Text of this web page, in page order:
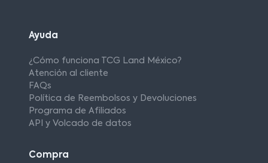
Ayuda
¿Cómo funciona TCG Land México?
Atención al cliente
FAQs
Política de Reembolsos y Devoluciones
Programa de Afiliados
API y Volcado de datos
Compra